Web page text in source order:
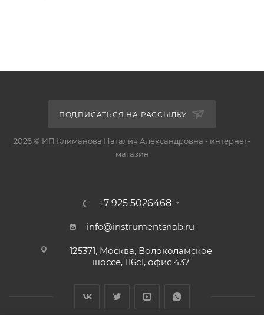
ПОДПИСАТЬСЯ НА РАССЫЛКУ
2026 © ИП Климанова Наталия Александровна - интернет-
магазин
+7 925 5026468
info@instrumentsnab.ru
125371, Москва, Волоколамское
шоссе, 116с1, офис 437